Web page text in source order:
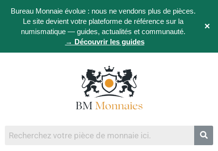
Bureau Monnaie évolue : nous ne vendons plus de pièces.
Le site devient votre plateforme de référence sur la
numismatique — guides, actualités et communauté.
→ Découvrir les guides
×